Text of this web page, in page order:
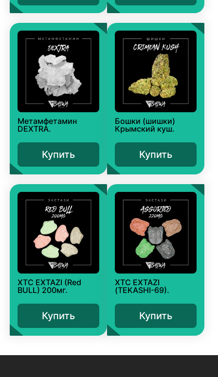
Метамфетамин
DEXTRA.
Купить
Бошки (шишки)
Крымский куш.
Купить
XTC EXTAZI (Red
BULL) 200мг.
Купить
XTC EXTAZI
(TEKASHI-69).
Купить